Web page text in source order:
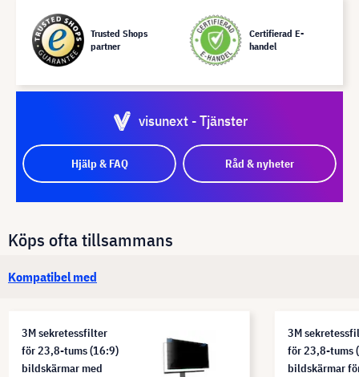
Trusted Shops
partner
Certifierad E-
handel
visunext - Tjänster
Hjälp & FAQ Råd & nyheter
Köps ofta tillsammans
Kompatibel med
3M sekretessfilter
för 23,8-tums (16:9)
bildskärmar med
3M
för 23,8-tums
bildskärmar